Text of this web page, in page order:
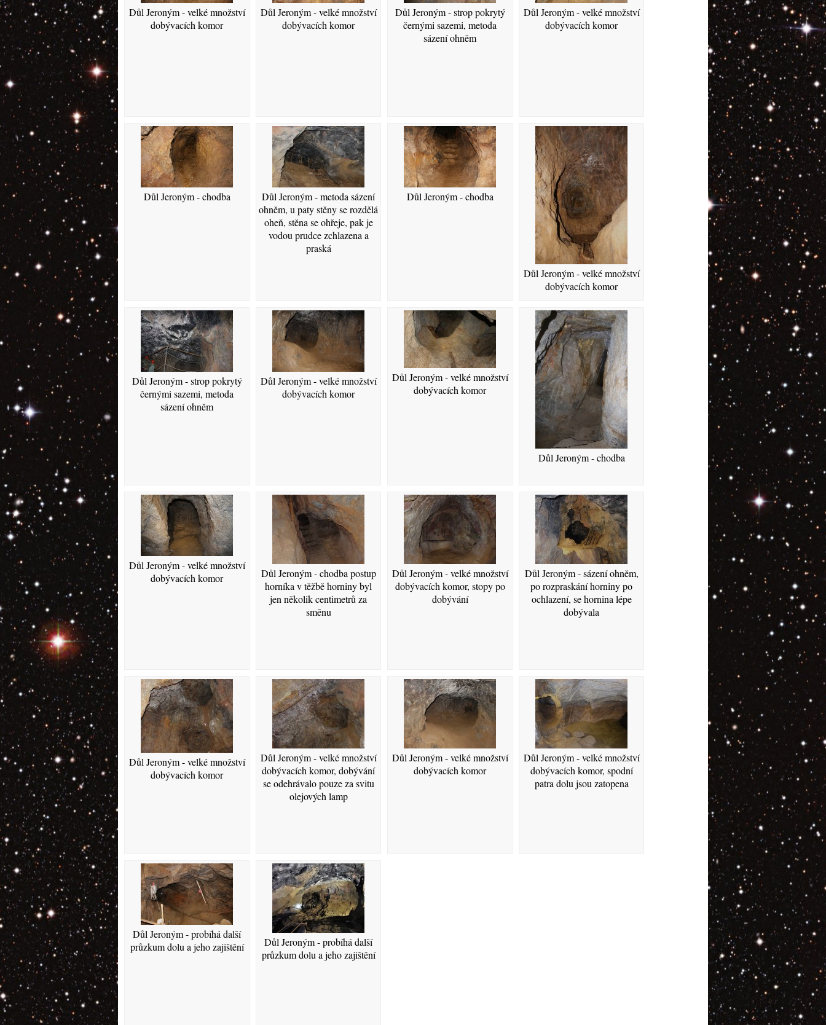
Důl Jeroným - velké množství
dobývacích komor
Důl Jeroným - velké množství
dobývacích komor
Důl Jeroným - strop pokrytý
černými sazemi, metoda
sázení ohněm
Důl Jeroným - velké množství
dobývacích komor
Důl Jeroným - chodba
Důl Jeroným - metoda sázení
ohněm, u paty stěny se rozdělá
oheň, stěna se ohřeje, pak je
vodou prudce zchlazena a
praská
Důl Jeroným - chodba
Důl Jeroným - velké množství
dobývacích komor
Důl Jeroným - strop pokrytý
černými sazemi, metoda
sázení ohněm
Důl Jeroným - velké množství
dobývacích komor
Důl Jeroným - velké množství
dobývacích komor
Důl Jeroným - chodba
Důl Jeroným - velké množství
dobývacích komor
Důl Jeroným - chodba postup
horníka v těžbě horniny byl
jen několik centimetrů za
směnu
Důl Jeroným - velké množství
dobývacích komor, stopy po
dobývání
Důl Jeroným - sázení ohněm,
po rozpraskání horniny po
ochlazení, se hornina lépe
dobývala
Důl Jeroným - velké množství
dobývacích komor
Důl Jeroným - velké množství
dobývacích komor, dobývání
se odehrávalo pouze za svitu
olejových lamp
Důl Jeroným - velké množství
dobývacích komor
Důl Jeroným - velké množství
dobývacích komor, spodní
patra dolu jsou zatopena
Důl Jeroným - probíhá další
průzkum dolu a jeho zajištění
Důl Jeroným - probíhá další
průzkum dolu a jeho zajištění